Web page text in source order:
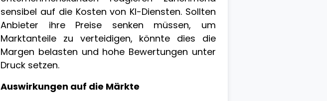
sensibel auf die Kosten von KI-Diensten. Sollten
Anbieter ihre Preise senken müssen, um
Marktanteile zu verteidigen, könnte dies die
Margen belasten und hohe Bewertungen unter
Druck setzen.
Auswirkungen auf die Märkte